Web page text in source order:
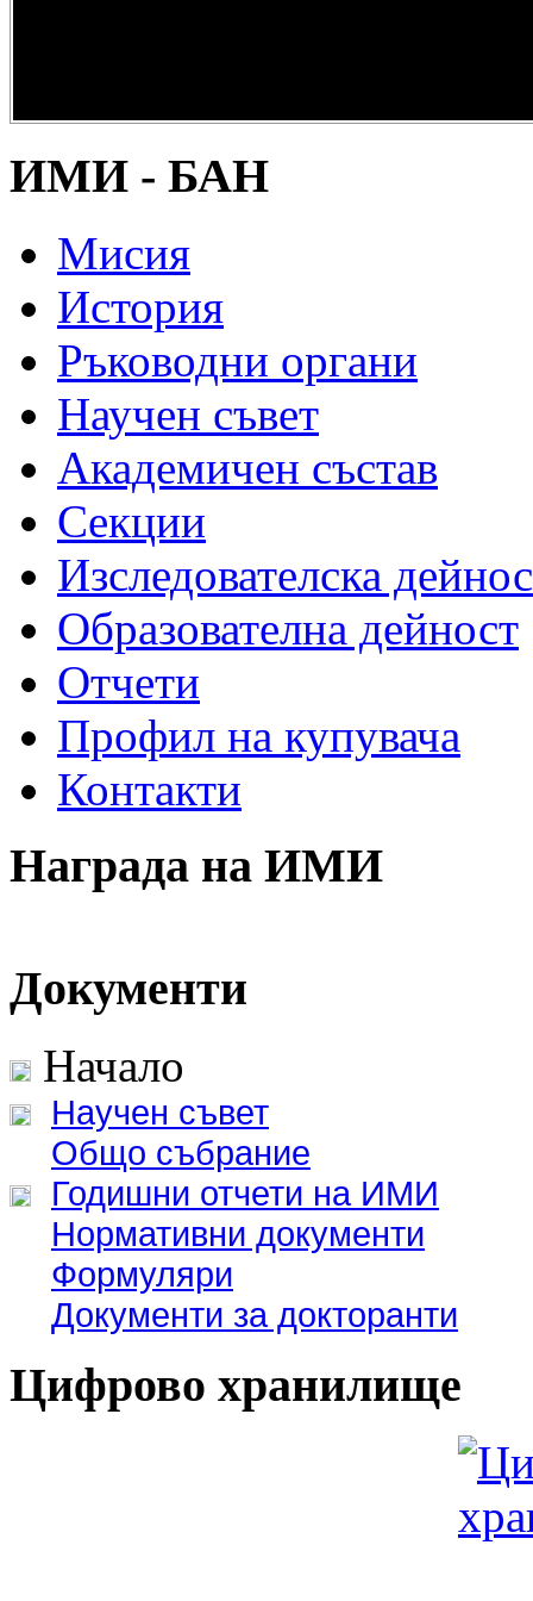
наследство” -
ИМИ - БАН
Мисия
История
Ръководни органи
Научен съвет
Академичен състав
Секции
Изследователска
Образователна дейност
Отчети
Профил на купувача
Контакти
Награда на ИМИ
Документи
Начало
Научен съвет
Общо събрание
Годишни отчети на ИМИ
Нормативни документи
Формуляри
Документи за докторанти
Цифрово хранилище